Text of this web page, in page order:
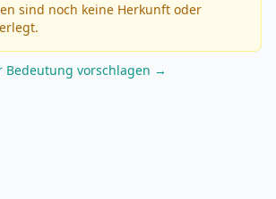
sind noch keine Herkunft oder
Bedeutung vorschlagen →